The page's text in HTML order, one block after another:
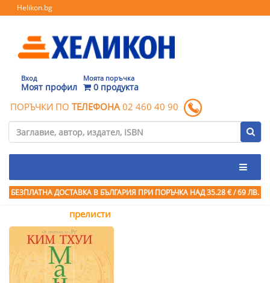
Helikon.bg
Вход
Моят профил
Моята поръчка
0 продукта
ПОРЪЧКИ ПО ТЕЛЕФОНА 02 460 40 90
БЕЗПЛАТНА ДОСТАВКА В БЪЛГАРИЯ ПРИ ПОРЪЧКА НАД 35.28 € / 69 ЛВ.
прелисти